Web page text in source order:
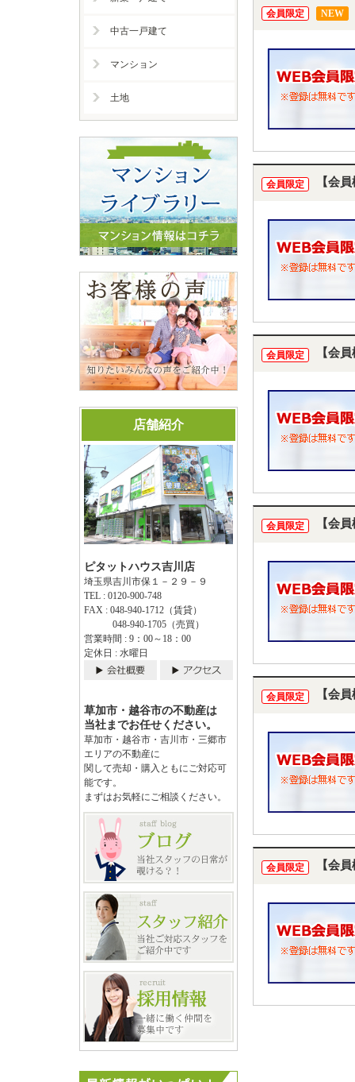
会員限定 NEW
会員限定 【会
会員限定 【会
会員限定 【会
会員限定 【会
会員限定 【会
中古一戸建て
マンション
土地
店舗紹介
ピタットハウス吉川店
埼玉県吉川市保１－２９－９
TEL : 0120-900-748
FAX : 048-940-1712（賃貸）
048-940-1705（売買）
営業時間 : 9：00～18：00
定休日 : 水曜日
草加市・越谷市の不動産は
当社までお任せください。
草加市・越谷市・吉川市・三郷市
エリアの不動産に
関して売却・購入ともにご対応可
能です。
まずはお気軽にご相談ください。